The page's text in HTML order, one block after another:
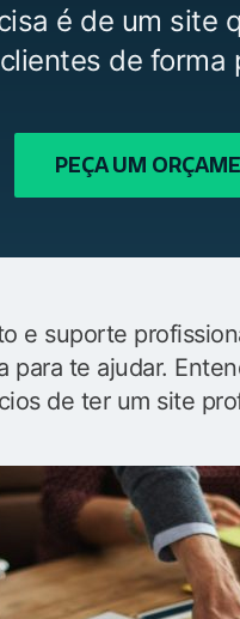
é de um site
clientes de forma
PEÇA UM
e suporte
para te ajudar.
de ter um site